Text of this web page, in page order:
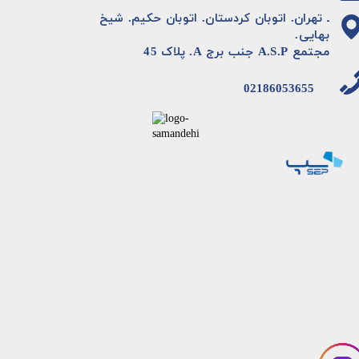
ـ تهران. اتوبان کردستان. اتوبان حکیم. شیخ
بهایی.
مجتمع A.S.P جنب برج A. پلاک 45
02186053655